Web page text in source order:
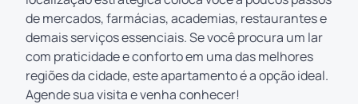
de mercados, farmácias, academias, restaurantes e
demais serviços essenciais. Se você procura um lar
com praticidade e conforto em uma das melhores
regiões da cidade, este apartamento é a opção ideal.
Agende sua visita e venha conhecer!